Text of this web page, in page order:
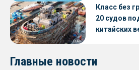
Класс без
20 судов
китайских
Главные новости